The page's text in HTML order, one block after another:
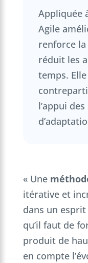
Appliquée
Agile
renforce la
réduit les
temps.
l’appui
« Une
itérative et
dans un
qu’il faut de
produit de
en compte